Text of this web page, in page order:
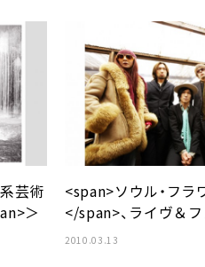
芸術
＞
<span>ソウル・フラ
</span>、ライヴ＆
2010.03.13